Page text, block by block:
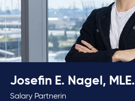
Josefin E. Nagel, MLE.
Salary Partnerin